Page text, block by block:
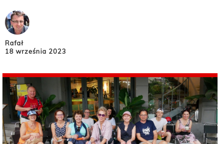
Rafał
18 września 2023